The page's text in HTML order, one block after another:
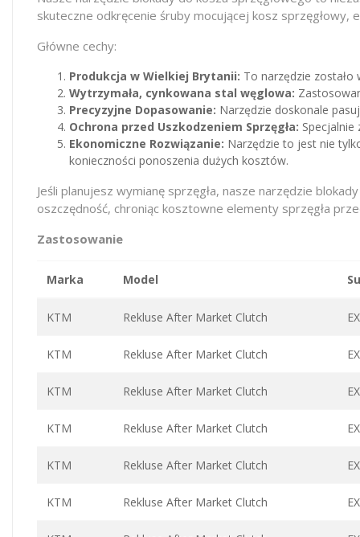
skuteczne odkręcenie śruby mocującej kosz sprzęgłowy,
Główne cechy:
Produkcja w Wielkiej Brytanii: To narzędzie
Wytrzymała, cynkowana stal węglowa:
Precyzyjne Dopasowanie: Narzędzie doskonale
Ochrona przed Uszkodzeniem Sprzęgła:
Ekonomiczne Rozwiązanie: Narzędzie to jest nie
konieczności ponoszenia dużych kosztów.
Jeśli planujesz wymianę sprzęgła, nasze narzędzie
oszczędność, chroniąc kosztowne elementy sprzęgła
Zastosowanie
Marka Model
KTM Rekluse After Market Clutch
KTM Rekluse After Market Clutch
KTM Rekluse After Market Clutch
KTM Rekluse After Market Clutch
KTM Rekluse After Market Clutch
KTM Rekluse After Market Clutch